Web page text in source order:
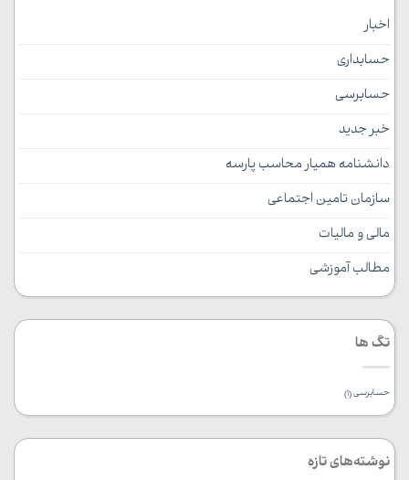
اخبار
حسابداری
حسابرسی
خبر جدید
دانشنامه همیار محاسب پارسه
سازمان تامین اجتماعی
مالی و مالیات
مطالب آموزشی
تگ ها
حسابرسی(1)
نوشته‌های تازه